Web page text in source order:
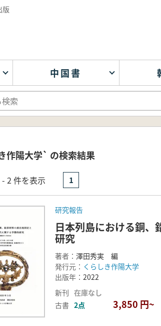
版
中国書
作陽大学` の検索結果
2 件を表示 1
研究報告
日本列島における銅、
研究
著者： 澤田秀実 編
発行元： くらしき作陽大学
出版年： 2022
新刊 在庫なし
古書 2点 3,850 円~